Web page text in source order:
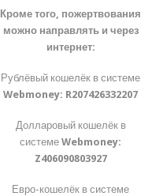
Кроме того, пожертвования
можно направлять и через
интернет:
Рублёвый кошелёк в системе
Webmoney: R207426332207
Долларовый кошелёк в
системеWebmoney:
Z406090803927
Евро-кошелёк в системе